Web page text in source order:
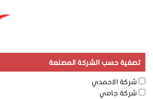
تصفية حسب الشركة المصنعة
شركة الاحمدي
شركة جامي